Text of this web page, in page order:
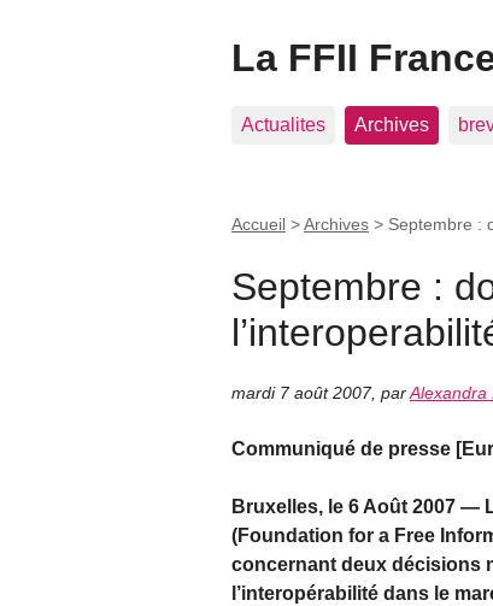
La FFII
Actualites Archives
Accueil >Archives > Septembre :
Septembre :
mardi 7 août 2007, parAlexandra
Communiqué de presse
Bruxelles, le 6 Août 2007 —
(Foundation for a Free
concernant deux décisions
l’interopérabilité dans le